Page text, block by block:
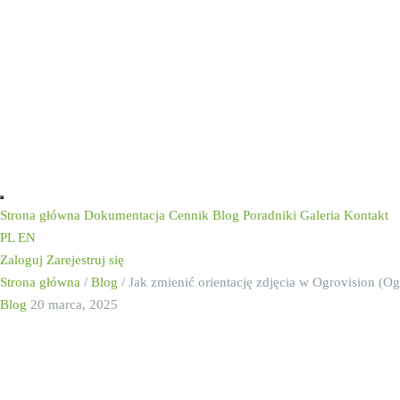
Strona główna Dokumentacja Cennik Blog Poradniki Galeria Kontakt
PL EN
Zaloguj Zarejestruj się
Strona główna / Blog / Jak zmienić orientację zdjęcia w Ogrovision
Blog 20 marca, 2025